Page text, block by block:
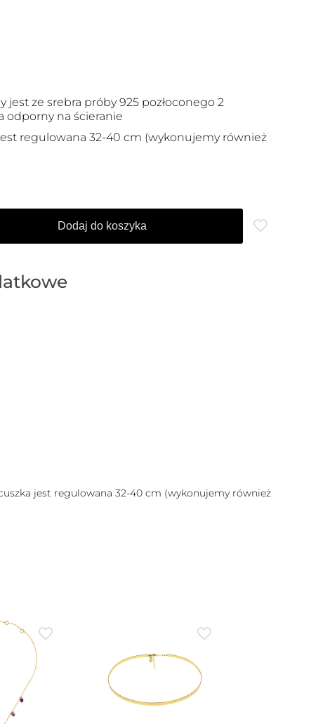
jest ze srebra próby 925 pozłoconego 2
odporny na ścieranie
regulowana 32-40 cm (wykonujemy również
Dodaj do koszyka
jest regulowana 32-40 cm (wykonujemy również